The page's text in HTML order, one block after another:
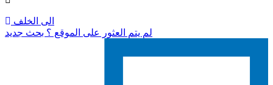
الى الخلف
لم يتم العثور على الموقع ؟ بحث جديد